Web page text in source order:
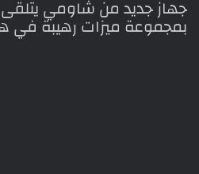
بمجموعة ميزات رهيبة في